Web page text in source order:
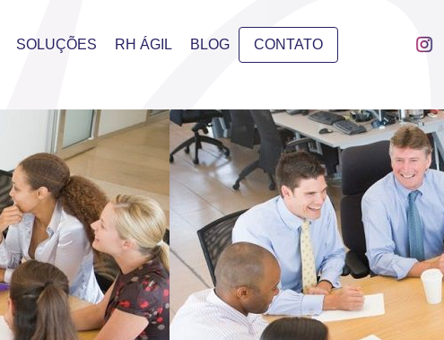
SOLUÇÕES RH ÁGIL BLOG CONTATO